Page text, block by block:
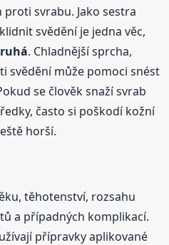
svrabu. Jako sestra
svědění je jedna věc,
. Chladnější sprcha,
svědění může pomoci snést
se člověk snaží svrab
často si poškodí kožní
horší.
těhotenství, rozsahu
a případných komplikací.
přípravky aplikované